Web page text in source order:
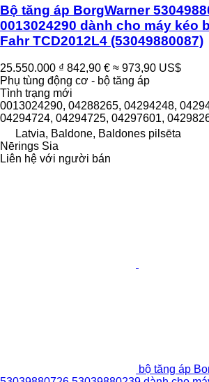
Bộ tăng áp BorgWarner
0013024290 dành cho máy kéo
Fahr TCD2012L4 (53049880087)
25.550.000 ₫ 842,90 € ≈ 973,90 US$
Phụ tùng động cơ - bộ tăng áp
Tình trạng mới
0013024290, 04288265, 04294248,
04294724, 04294725, 04297601,
Latvia, Baldone, Baldones pilsēta
Nērings Sia
Liên hệ với người bán
bộ tăng áp